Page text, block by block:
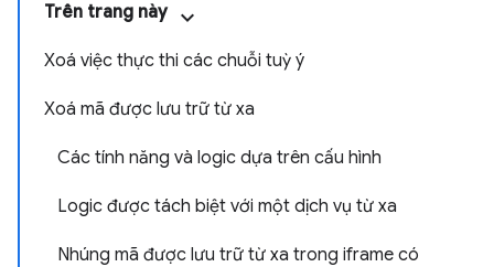
Trên trang này
Xoá việc thực thi các chuỗi tuỳ ý
Xoá mã được lưu trữ từ xa
Các tính năng và logic dựa trên cấu hình
Logic được tách biệt với một dịch vụ từ xa
Nhúng mã được lưu trữ từ xa trong iframe có